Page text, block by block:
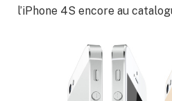
l’iPhone 4S encore au